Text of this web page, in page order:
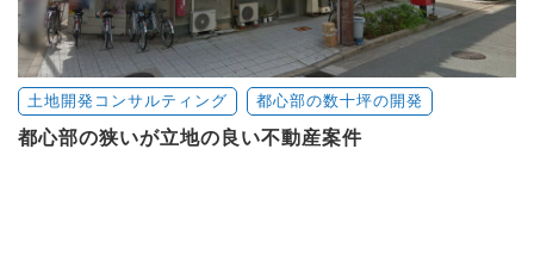
土地開発コンサルティング 都心部の数十坪の開発
都心部の狭いが立地の良い不動産案件